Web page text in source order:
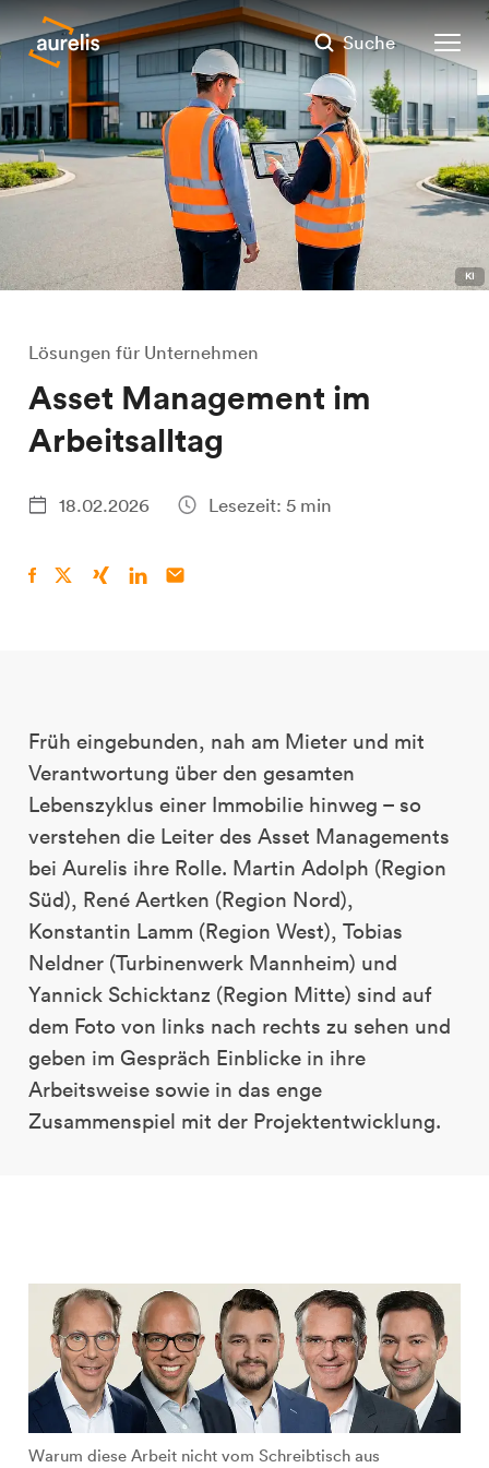
Suche
KI
Lösungen für Unternehmen
Asset Management im
Arbeitsalltag
18.02.2026 Lesezeit: 5 min
Früh eingebunden, nah am Mieter und mit
Verantwortung über den gesamten
Lebenszyklus einer Immobilie hinweg – so
verstehen die Leiter des Asset Managements
bei Aurelis ihre Rolle. Martin Adolph (Region
Süd), René Aertken (Region Nord),
Konstantin Lamm (Region West), Tobias
Neldner (Turbinenwerk Mannheim) und
Yannick Schicktanz (Region Mitte) sind auf
dem Foto von links nach rechts zu sehen und
geben im Gespräch Einblicke in ihre
Arbeitsweise sowie in das enge
Zusammenspiel mit der Projektentwicklung.
Warum diese Arbeit nicht vom Schreibtisch aus